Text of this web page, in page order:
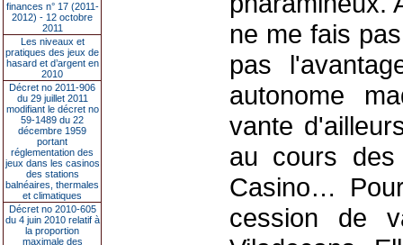
finances n° 17 (2011-
2012) - 12 octobre
2011
Les niveaux et
pratiques des jeux de
hasard et d’argent en
2010
Décret no 2011-906
du 29 juillet 2011
modifiant le décret no
59-1489 du 22
décembre 1959
portant
réglementation des
jeux dans les casinos
des stations
balnéaires, thermales
et climatiques
Décret no 2010-605
du 4 juin 2010 relatif à
la proportion
maximale des
ne me fais
pas
autonome
vante
au cours des
Casino…
cession de